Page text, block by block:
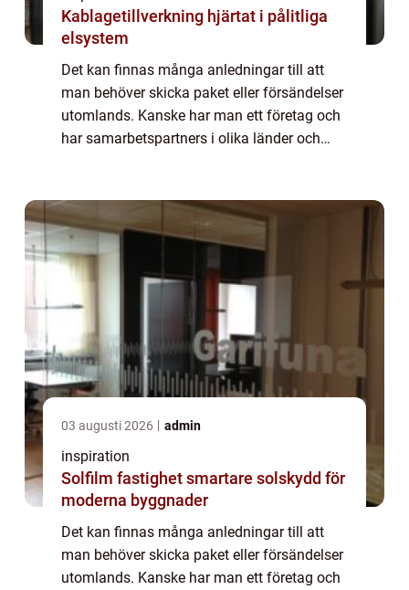
Kablagetillverkning hjärtat i pålitliga
elsystem
Det kan finnas många anledningar till att
man behöver skicka paket eller försändelser
utomlands. Kanske har man ett företag och
har samarbetspartners i olika länder och
03 augusti 2026 admin
inspiration
Solfilm fastighet smartare solskydd för
moderna byggnader
Det kan finnas många anledningar till att
man behöver skicka paket eller försändelser
utomlands. Kanske har man ett företag och